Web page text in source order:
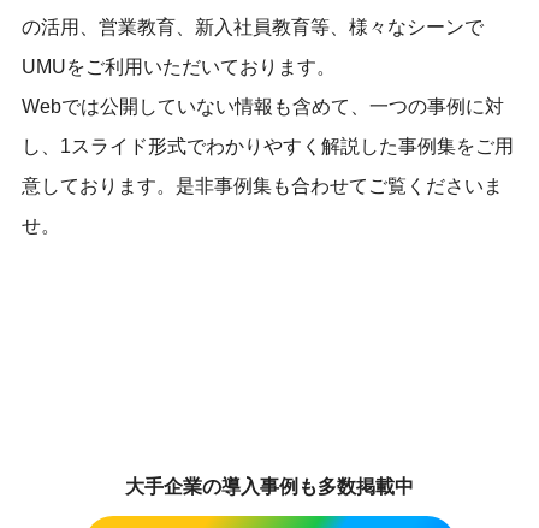
の活用、営業教育、新入社員教育等、様々なシーンで
UMUをご利用いただいております。
Webでは公開していない情報も含めて、一つの事例に対
し、1スライド形式でわかりやすく解説した事例集をご用
意しております。是非事例集も合わせてご覧くださいま
せ。
大手企業の導入事例も多数掲載中